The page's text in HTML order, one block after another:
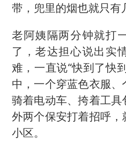
带，兜里的烟也就只有
老阿姨隔两分钟就打
了，老达担心说出实
难，一直说“快到了快
中，一个穿蓝色衣服
骑着电动车、挎着工
外两个保安打着招呼，
小区。